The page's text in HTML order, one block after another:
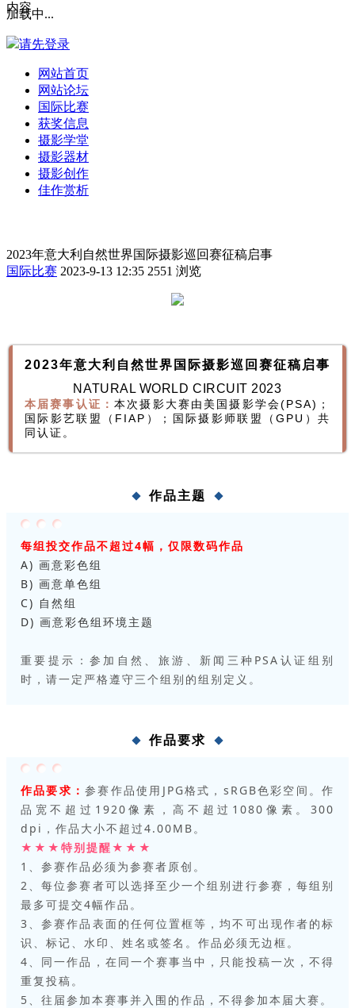
加载中...
请先登录
网站首页
网站论坛
国际比赛
获奖信息
摄影学堂
摄影器材
摄影创作
佳作赏析
内容
2023年意大利自然世界国际摄影巡回赛征稿启事
国际比赛 2023-9-13 12:35 2551 浏览
2023年意大利自然世界国际摄影巡回赛征稿启事
NATURAL WORLD CIRCUIT 2023
本届赛事认证：本次摄影大赛由美国摄影学会(PSA)；
国际影艺联盟（FIAP）；国际摄影师联盟（GPU）共
同认证。
作品主题
每组投交作品不超过4幅，仅限数码作品
A) 画意彩色组
B) 画意单色组
C) 自然组
D) 画意彩色组环境主题
重要提示：参加自然、旅游、新闻三种PSA认证组别
时，请一定严格遵守三个组别的组别定义。
作品要求
作品要求：参赛作品使用JPG格式，sRGB色彩空间。作
品宽不超过1920像素，高不超过1080像素。300
dpi，作品大小不超过4.00MB。
★★★特别提醒★★★
1、参赛作品必须为参赛者原创。
2、每位参赛者可以选择至少一个组别进行参赛，每组别
最多可提交4幅作品。
3、参赛作品表面的任何位置框等，均不可出现作者的标
识、标记、水印、姓名或签名。作品必须无边框。
4、同一作品，在同一个赛事当中，只能投稿一次，不得
重复投稿。
5、往届参加本赛事并入围的作品，不得参加本届大赛。